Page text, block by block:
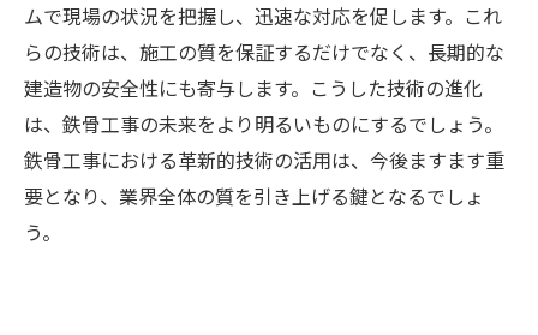
ムで現場の状況を把握し、迅速な対応を促します。これ
らの技術は、施工の質を保証するだけでなく、長期的な
建造物の安全性にも寄与します。こうした技術の進化
は、鉄骨工事の未来をより明るいものにするでしょう。
鉄骨工事における革新的技術の活用は、今後ますます重
要となり、業界全体の質を引き上げる鍵となるでしょ
う。